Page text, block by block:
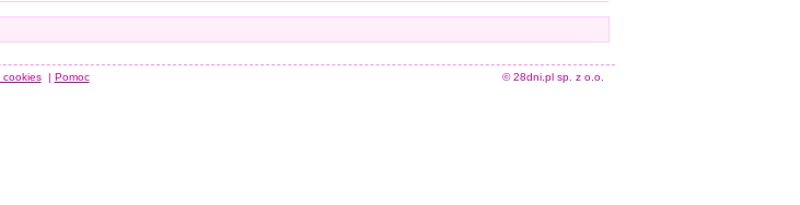
cookies | Pomoc © 28dni.pl sp. z o.o.